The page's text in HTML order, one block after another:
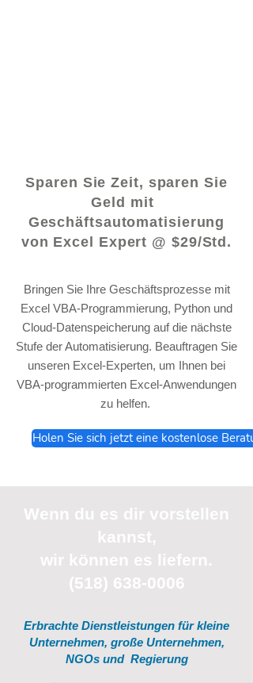
Sparen Sie Zeit, sparen Sie
Geld mit
Geschäftsautomatisierung
von Excel Expert @ $29/Std.
Bringen Sie Ihre Geschäftsprozesse mit
Excel VBA-Programmierung, Python und
Cloud-Datenspeicherung auf die nächste
Stufe der Automatisierung. Beauftragen Sie
unseren Excel-Experten, um Ihnen bei
VBA-programmierten Excel-Anwendungen
zu helfen.
Holen Sie sich jetzt eine kostenlose
Wenn du es dir vorstellen
kannst,
wir können es liefern.
(518) 638-0006
Erbrachte Dienstleistungen für kleine
Unternehmen, große Unternehmen,
NGOs und Regierung